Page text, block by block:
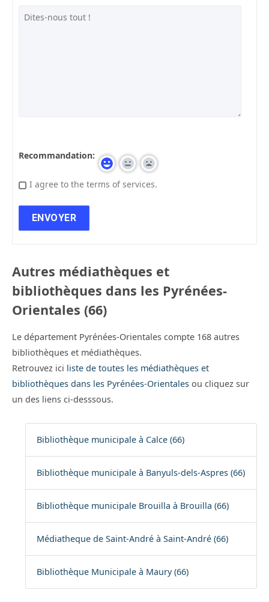
Recommandation:
I agree to the terms of services.
Autres médiathèques et
bibliothèques dans les Pyrénées-
Orientales (66)
Le département Pyrénées-Orientales compte 168 autres
bibliothèques et médiathèques.
Retrouvez ici liste de toutes les médiathèques et
bibliothèques dans les Pyrénées-Orientales ou cliquez sur
un des liens ci-desssous.
Bibliothèque municipale à Calce (66)
Bibliothèque municipale à Banyuls-dels-Aspres (66)
Bibliothèque municipale Brouilla à Brouilla (66)
Médiatheque de Saint-André à Saint-André (66)
Bibliothèque Municipale à Maury (66)